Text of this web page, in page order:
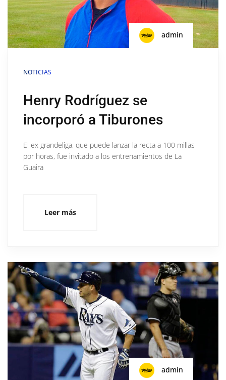
admin
NOTICIAS
Henry Rodríguez se
incorporó a Tiburones
El ex grandeliga, que puede lanzar la recta a 100 millas
por horas, fue invitado a los entrenamientos de La
Guaira
Leer más
admin